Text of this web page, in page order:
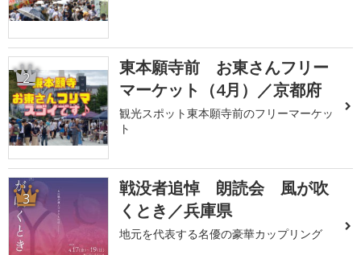
2
東本願寺前 お東さんフリー
マーケット（4月）／京都府
観光スポット東本願寺前のフリーマーケッ
ト
3
戦没者追悼 朗読会 風が吹
くとき／兵庫県
地元を代表する名優の豪華カップリング